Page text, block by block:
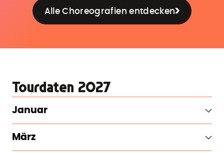
Alle Choreografien entdecken
Tourdaten 2027
Januar
März